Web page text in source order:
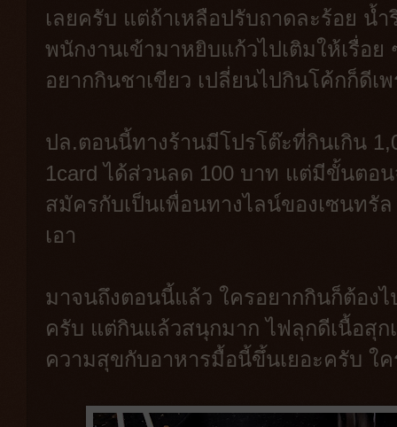
เลยครับ แต่ถ้าเหลือปรับถาดละร้อย น้
พนักงานเข้ามาหยิบแก้วไปเติมให้เรื่อ
อยากกินชาเขียว เปลี่ยนไปกินโค้กก็ดี
ปล.ตอนนี้ทางร้านมีโปรโต๊ะที่กินเกิน
1card ได้ส่วนลด 100 บาท แต่มีขั้นตอ
สมัครกับเป็นเพื่อนทางไลน์ของเซนท
เอา
มาจนถึงตอนนี้แล้ว ใครอยากกินก็ต้อง
ครับ แต่กินแล้วสนุกมาก ไฟลุกดีเนื้อสุ
ความสุขกับอาหารมื้อนี้ขึ้นเยอะครับ ใ